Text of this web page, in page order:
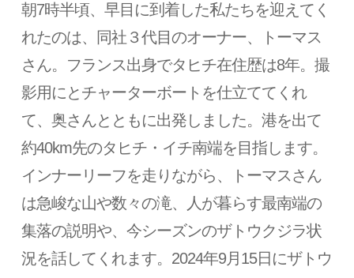
朝7時半頃、早目に到着した私たちを迎えてく
れたのは、同社３代目のオーナー、トーマス
さん。フランス出身でタヒチ在住歴は8年。撮
影用にとチャーターボートを仕立ててくれ
て、奥さんとともに出発しました。港を出て
約40km先のタヒチ・イチ南端を目指します。
インナーリーフを走りながら、トーマスさん
は急峻な山や数々の滝、人が暮らす最南端の
集落の説明や、今シーズンのザトウクジラ状
況を話してくれます。2024年9月15日にザトウ